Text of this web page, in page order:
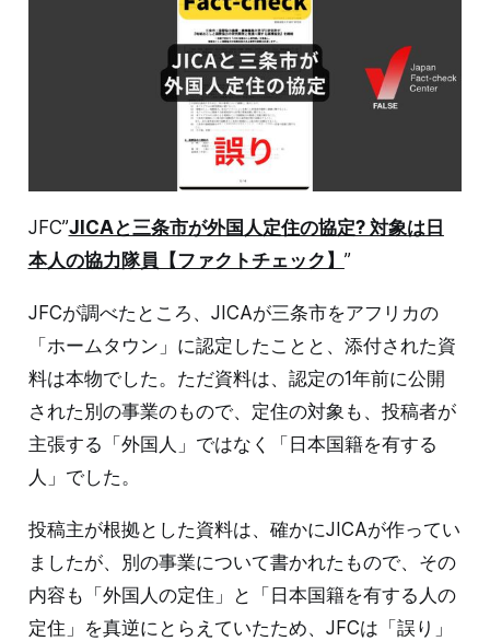
JFC”JICAと三条市が外国人定住の協定? 対象は日
本人の協力隊員【ファクトチェック】 ”
JFCが調べたところ、JICAが三条市をアフリカの
「ホームタウン」に認定したことと、添付された資
料は本物でした。ただ資料は、認定の1年前に公開
された別の事業のもので、定住の対象も、投稿者が
主張する「外国人」ではなく「日本国籍を有する
人」でした。
投稿主が根拠とした資料は、確かにJICAが作ってい
ましたが、別の事業について書かれたもので、その
内容も「外国人の定住」と「日本国籍を有する人の
定住」を真逆にとらえていたため、JFCは「誤り」